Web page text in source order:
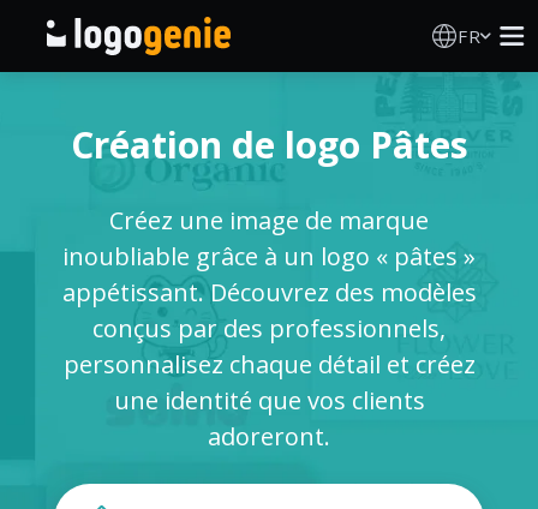
FR
Générateur de logo IA
Idées de logos
Produits imprimés
À propos
Création de logo Pâtes
Créez une image de marque
inoubliable grâce à un logo « pâtes »
appétissant. Découvrez des modèles
conçus par des professionnels,
personnalisez chaque détail et créez
une identité que vos clients
adoreront.